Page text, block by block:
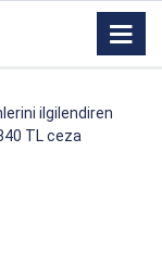
ilgilendiren
TL ceza